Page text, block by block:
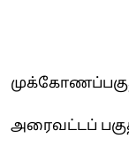
அரைவட்டப்